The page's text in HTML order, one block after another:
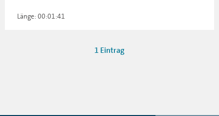
Länge: 00:01:41
1 Eintrag